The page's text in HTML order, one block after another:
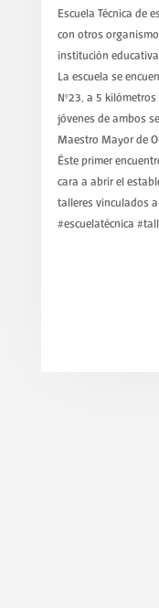
Escuela Técnica de
con otros
institución
La escuela se
N°23, a 5
jóvenes de ambos
Maestro Mayor de
Éste primer
cara a abrir el
talleres vinculados
#escuelatécnica